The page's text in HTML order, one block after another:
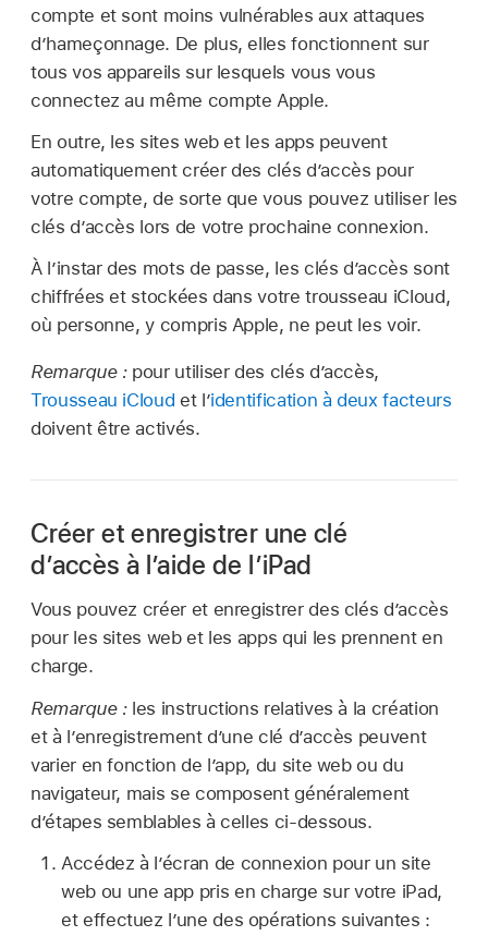
compte et sont moins vulnérables aux attaques
d’hameçonnage. De plus, elles fonctionnent sur
tous vos appareils sur lesquels vous vous
connectez au même compte Apple.
En outre, les sites web et les apps peuvent
automatiquement créer des clés d’accès pour
votre compte, de sorte que vous pouvez utiliser les
clés d’accès lors de votre prochaine connexion.
À l’instar des mots de passe, les clés d’accès sont
chiffrées et stockées dans votre trousseau iCloud,
où personne, y compris Apple, ne peut les voir.
Remarque : pour utiliser des clés d’accès,
Trousseau iCloud et l’identification à deux facteurs
doivent être activés.
Créer et enregistrer une clé
d’accès à l’aide de l’iPad
Vous pouvez créer et enregistrer des clés d’accès
pour les sites web et les apps qui les prennent en
charge.
Remarque : les instructions relatives à la création
et à l’enregistrement d’une clé d’accès peuvent
varier en fonction de l’app, du site web ou du
navigateur, mais se composent généralement
d’étapes semblables à celles ci-dessous.
Accédez à l’écran de connexion pour un site
web ou une app pris en charge sur votre iPad,
et effectuez l’une des opérations suivantes :